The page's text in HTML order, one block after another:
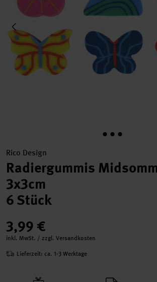
Rico Design
Radiergummis
3x3cm
6 Stück
3,99 €
inkl. MwSt. / zzgl. Versandkosten
Lieferzeit: ca. 1-3 Werktage